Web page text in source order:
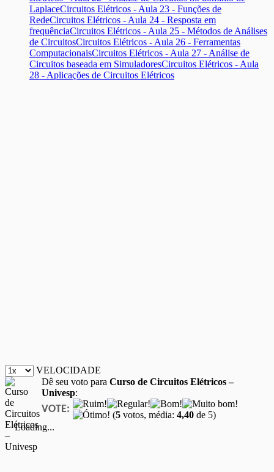
LaplaceCircuitos Elétricos - Aula 23 - Funções de
RedeCircuitos Elétricos - Aula 24 - Resposta em
frequênciaCircuitos Elétricos - Aula 25 - Métodos de Análises
de CircuitosCircuitos Elétricos - Aula 26 - Ferramentas
ComputacionaisCircuitos Elétricos - Aula 27 - Análise de
Circuitos baseada em SimuladoresCircuitos Elétricos - Aula
28 - Aplicações de Circuitos Elétricos
VELOCIDADE
Dê seu voto para Curso de Circuitos Elétricos –
Univesp:
VOTE: (5 votos, média: 4,40 de 5)
Loading...